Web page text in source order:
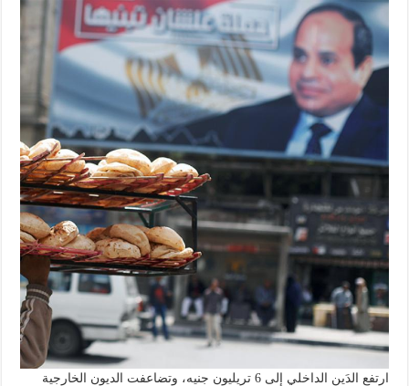
ارتفع الدَين الداخلي إلى 6 تريليون جنيه، وتضاعفت الديون الخارجية